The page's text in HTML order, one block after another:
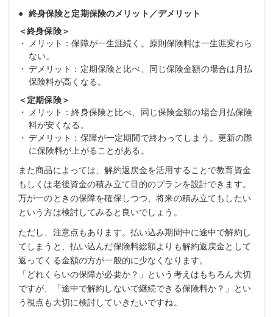
終身保険と定期保険のメリット／デメリット
＜終身保険＞
メリット：保障が一生涯続く。原則保険料は一生涯変わら
ない。
デメリット：定期保険と比べ、同じ保険金額の場合は月払
保険料が高くなる。
＜定期保険＞
メリット：終身保険と比べ、同じ保険金額の場合月払保険
料が安くなる。
デメリット：保障が一定期間で終わってしまう。更新の際
に保険料が上がることがある。
また商品によっては、解約返戻金を活用することで教育資金
もしくは老後資金の積み立て目的のプランを設計できます。
万が一のときの保障を確保しつつ、将来の積み立てもしたい
という方は検討してみると良いでしょう。
ただし、注意点もあります。払い込み期間中に途中で解約し
てしまうと、払い込んだ保険料総額よりも解約返戻金として
返ってくる金額の方が一般的に少なくなります。
「どれくらいの保障が必要か？」という考えはもちろん大切
ですが、「途中で解約しないで継続できる保険料か？」とい
う視点も大切に検討していきたいですね。